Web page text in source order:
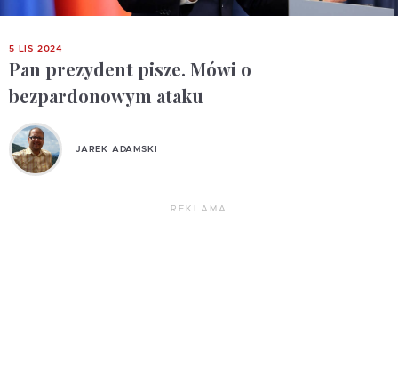
5 LIS 2024
Pan prezydent pisze. Mówi o
bezpardonowym ataku
JAREK ADAMSKI
REKLAMA